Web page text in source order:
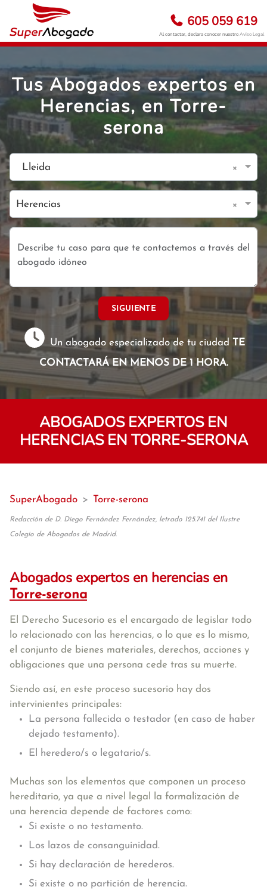
605 059 619
Al contactar, declara conocer nuestroAviso Legal
Tus Abogados expertos en
Herencias, en Torre-
serona
Lleida ×
Herencias ×
SIGUIENTE
Un abogado especializado de tu ciudad TE
CONTACTARÁ EN MENOS DE 1 HORA.
ABOGADOS EXPERTOS EN
HERENCIAS EN TORRE-SERONA
SuperAbogado > Torre-serona
Redacción de D. Diego Fernández Fernández, letrado 125.741 del Ilustre
Colegio de Abogados de Madrid.
Abogados expertos en herencias en
Torre-serona
El Derecho Sucesorio es el encargado de legislar todo
lo relacionado con las herencias, o lo que es lo mismo,
el conjunto de bienes materiales, derechos, acciones y
obligaciones que una persona cede tras su muerte.
Siendo así, en este proceso sucesorio hay dos
intervinientes principales:
La persona fallecida o testador (en caso de haber
dejado testamento).
El heredero/s o legatario/s.
Muchas son los elementos que componen un proceso
hereditario, ya que a nivel legal la formalización de
una herencia depende de factores como:
Si existe o no testamento.
Los lazos de consanguinidad.
Si hay declaración de herederos.
Si existe o no partición de herencia.